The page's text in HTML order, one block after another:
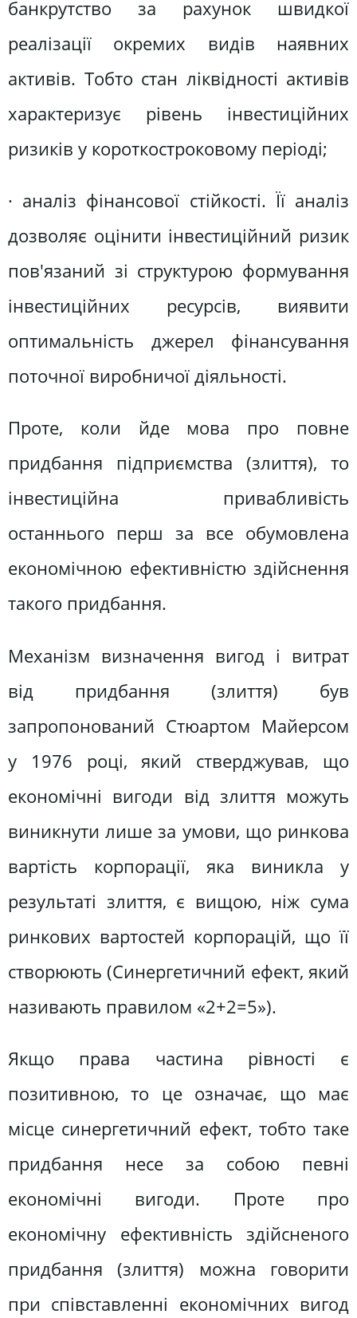
банкрутство за рахунок швидкої
реалізації окремих видів наявних
активів. Тобто стан ліквідності активів
характеризує рівень інвестиційних
ризиків у короткостроковому періоді;
· аналіз фінансової стійкості. Її аналіз
дозволяє оцінити інвестиційний ризик
пов'язаний зі структурою формування
інвестиційних ресурсів, виявити
оптимальність джерел фінансування
поточної виробничої діяльності.
Проте, коли йде мова про повне
придбання підприємства (злиття), то
інвестиційна привабливість
останнього перш за все обумовлена
економічною ефективністю здійснення
такого придбання.
Механізм визначення вигод і витрат
від придбання (злиття) був
запропонований Стюартом Майерсом
у 1976 році, який стверджував, що
економічні вигоди від злиття можуть
виникнути лише за умови, що ринкова
вартість корпорації, яка виникла у
результаті злиття, є вищою, ніж сума
ринкових вартостей корпорацій, що її
створюють (Синергетичний ефект, який
називають правилом «2+2=5»).
Якщо права частина рівності є
позитивною, то це означає, що має
місце синергетичний ефект, тобто таке
придбання несе за собою певні
економічні вигоди. Проте про
економічну ефективність здійсненого
придбання (злиття) можна говорити
при співставленні економічних вигод